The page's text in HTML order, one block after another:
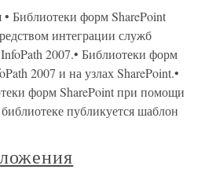
Библиотеки форм SharePoint
интеграции служб
2007.• Библиотеки форм
2007 и на узлах SharePoint.•
форм SharePoint при помощи
публикуется шаблон